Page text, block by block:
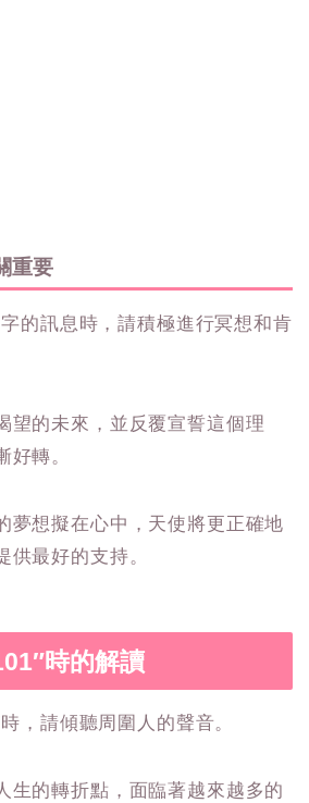
重要
的訊息時，請積極進行冥想和肯
望的未來，並反覆宣誓這個理
好轉。
夢想擬在心中，天使將更正確地
供最好的支持。
時的解讀
，請傾聽周圍人的聲音。
生的轉折點，面臨著越來越多的